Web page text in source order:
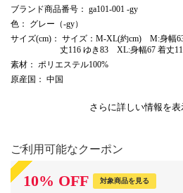
ブランド商品番号 ： ga101-001 -gy
色 ： グレー（-gy）
サイズ(cm) ： サイズ：M-XL(約cm) M:身幅
丈116 ゆき83 XL:身幅67 着丈
素材 ： ポリエステル100%
原産国 ： 中国
さらに詳しい情報を表
ご利用可能なクーポン
10% OFF 対象商品を見る